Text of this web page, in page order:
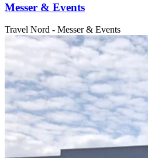
Messer & Events
Travel Nord - Messer & Events